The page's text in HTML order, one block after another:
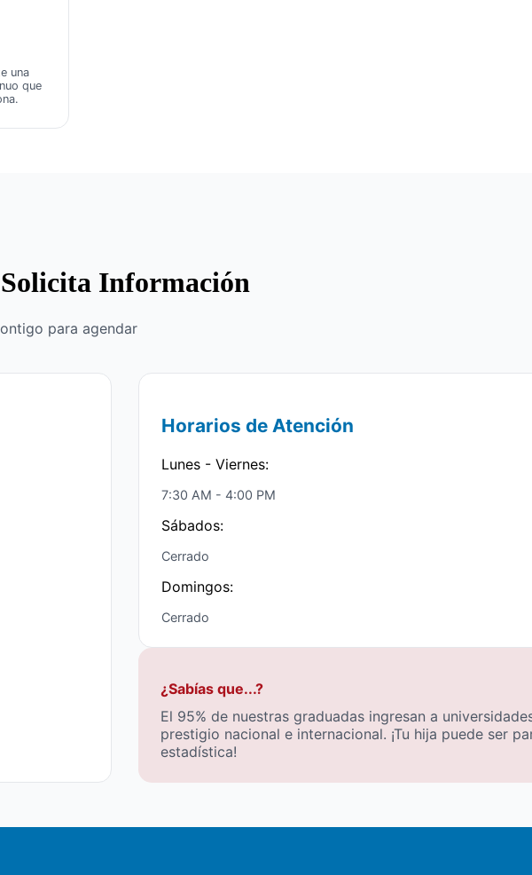
una
que
Solicita Información
para agendar
Horarios de Atención
Lunes - Viernes:
7:30 AM - 4:00 PM
Sábados:
Cerrado
Domingos:
Cerrado
¿Sabías que...?
El 95% de nuestras graduadas ingresan a
prestigio nacional e internacional. ¡Tu hija puede ser
estadística!